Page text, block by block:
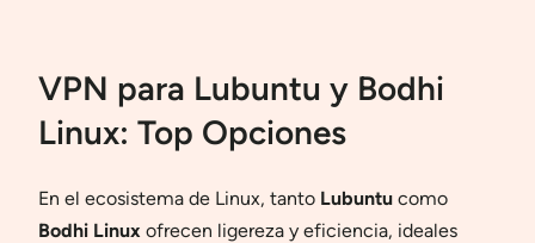
VPN para Lubuntu y Bodhi
Linux: Top Opciones
En el ecosistema de Linux, tanto Lubuntu como
Bodhi Linux ofrecen ligereza y eficiencia, ideales